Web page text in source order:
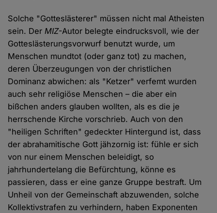
Solche "Gotteslästerer" müssen nicht mal Atheisten
sein. DerMIZ-Autor belegte eindrucksvoll, wie der
Gotteslästerungsvorwurf benutzt wurde, um
Menschen mundtot (oder ganz tot) zu machen,
deren Überzeugungen von der christlichen
Dominanz abwichen: als "Ketzer" verfemt wurden
auch sehr religiöse Menschen – die aber ein
bißchen anders glauben wollten, als es die je
herrschende Kirche vorschrieb. Auch von den
"heiligen Schriften" gedeckter Hintergund ist, dass
der abrahamitische Gott jähzornig ist: fühle er sich
von nur einem Menschen beleidigt, so
jahrhundertelang die Befürchtung, könne es
passieren, dass er eine ganze Gruppe bestraft. Um
Unheil von der Gemeinschaft abzuwenden, solche
Kollektivstrafen zu verhindern, haben Exponenten